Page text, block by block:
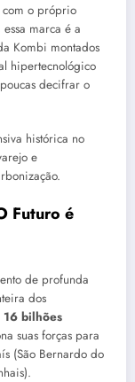
com o próprio
marca é a
Kombi montados
hipertecnológico
decifrar o
histórica no
e
Futuro é
de profunda
dos
16 bilhões
suas forças para
(São Bernardo do